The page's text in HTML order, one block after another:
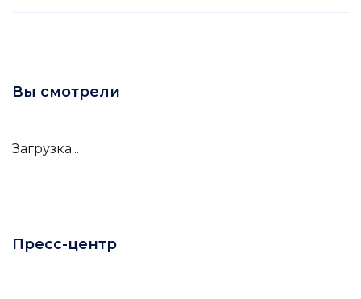
Вы смотрели
Загрузка...
Пресс-центр